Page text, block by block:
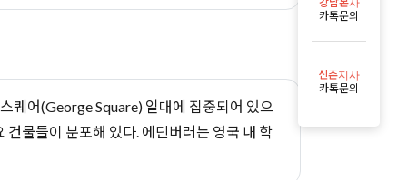
카톡문의
신촌지사
카톡문의
퀘어(George Square) 일대에 집중되어 있으
물들이 분포해 있다. 에딘버러는 영국 내 학